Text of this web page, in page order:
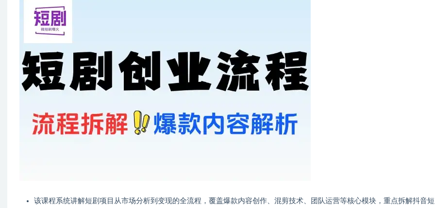
该课程系统讲解短剧项目从市场分析到变现的全流程，覆盖爆款内容创作、混剪技术、团队运营等核心模块，重点拆解抖音